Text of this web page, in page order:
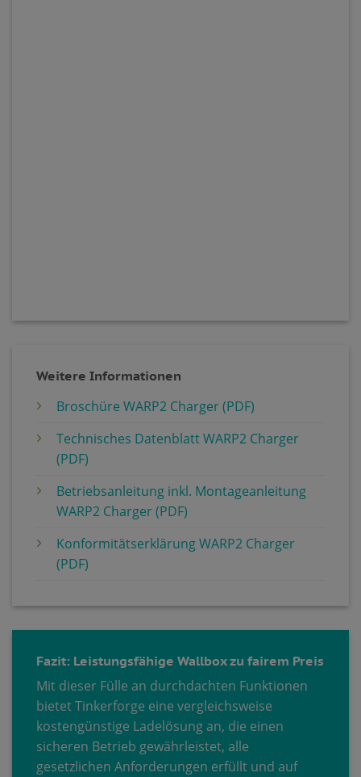
Weitere Informationen
Broschüre WARP2 Charger (PDF)
Technisches Datenblatt WARP2 Charger
(PDF)
Betriebsanleitung inkl. Montageanleitung
WARP2 Charger (PDF)
Konformitätserklärung WARP2 Charger
(PDF)
Fazit: Leistungsfähige Wallbox zu fairem Preis
Mit dieser Fülle an durchdachten Funktionen
bietet Tinkerforge eine vergleichsweise
kostengünstige Ladelösung an, die einen
sicheren Betrieb gewährleistet, alle
gesetzlichen Anforderungen erfüllt und auf